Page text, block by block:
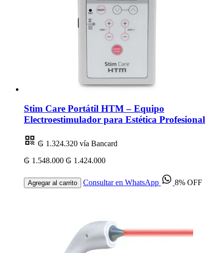
Stim Care Portátil HTM – Equipo
Electroestimulador para Estética Profesional
₲ 1.324.320 vía Bancard
₲ 1.548.000 ₲ 1.424.000
Agregar al carrito Consultar en WhatsApp 8% OFF